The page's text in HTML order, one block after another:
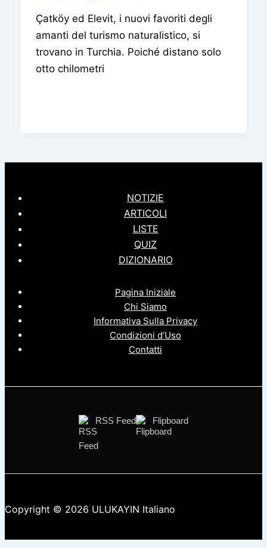
Çatköy ed Elevit, i nuovi favoriti degli
amanti del turismo naturalistico, si
trovano in Turchia. Poiché distano solo
otto chilometri
NOTIZIE
ARTICOLI
LISTE
QUIZ
DIZIONARIO
Pagina Iniziale
Chi Siamo
Informativa Sulla Privacy
Condizioni d’Uso
Contatti
RSS Feed Flipboard
Copyright © 2026 ULUKAYIN Italiano